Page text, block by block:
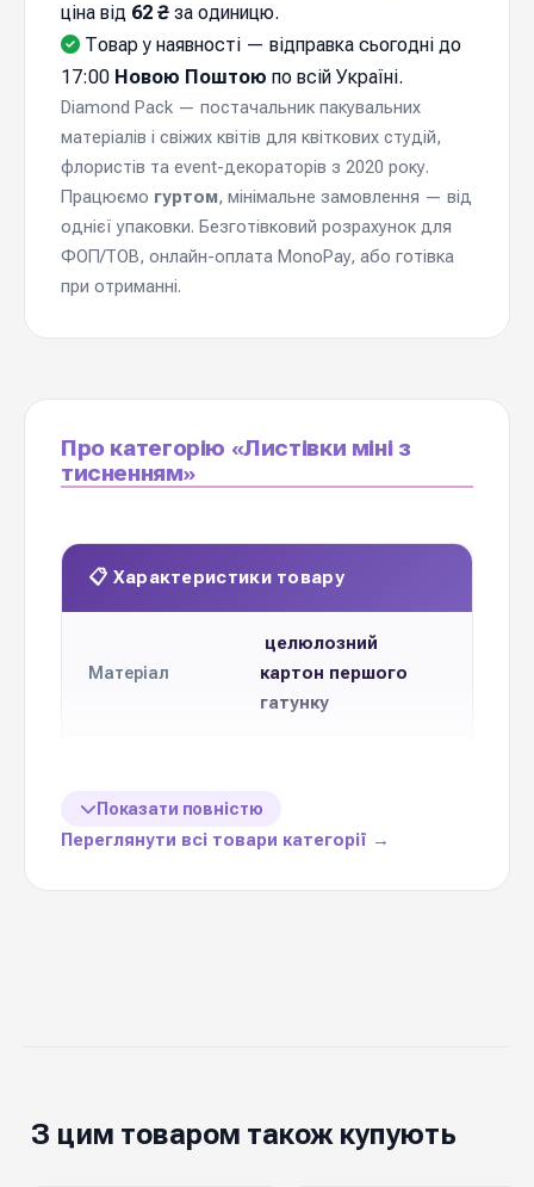
ціна від 62 ₴ за одиницю.
Товар у наявності — відправка cьогодні до
17:00 Новою Поштою по всій Україні.
Diamond Pack — постачальник пакувальних
матеріалів і свіжих квітів для квіткових студій,
флористів та event-декораторів з 2020 року.
Працюємо гуртом, мінімальне замовлення — від
однієї упаковки. Безготівковий розрахунок для
ФОП/ТОВ, онлайн-оплата MonoPay, або готівка
при отриманні.
Про категорію «Листівки міні з
тисненням»
📋 Характеристики товару
Матеріал
целюлозний
картон першого
гатунку
10 см * 7 см
Призначення
доповнення до
Показати повністю
Переглянути всі товари категорії →
З цим товаром також купують